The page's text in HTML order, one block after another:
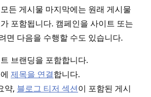
든 게시물 마지막에는 원래 게시물
포함됩니다. 캠페인을 사이트 또는
면 다음을 수행할 수도 있습니다.
브랜딩을 포함합니다.
제목을 연결합니다.
약, 블로그 티저 섹션이 포함된 게시